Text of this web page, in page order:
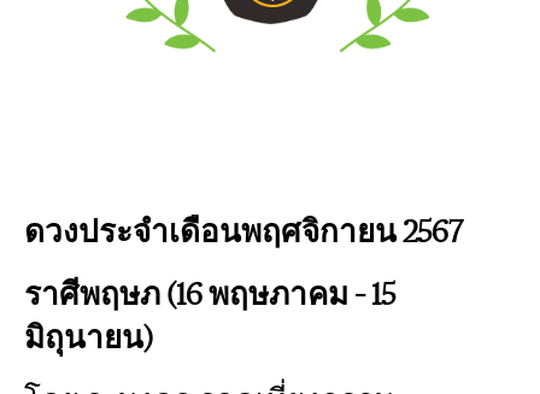
ดวงประจำเดือนพฤศจิกายน 2567
ราศีพฤษภ (16 พฤษภาคม – 15
มิถุนายน)